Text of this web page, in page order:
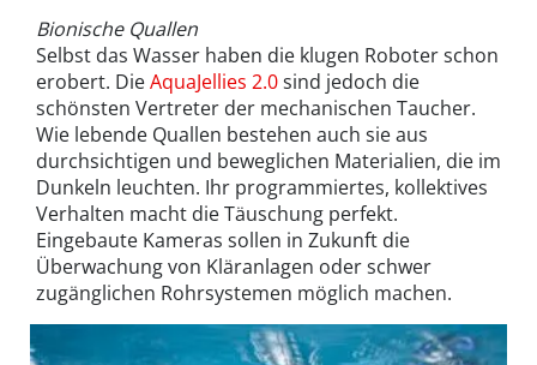
Bionische Quallen
Selbst das Wasser haben die klugen Roboter schon
erobert. DieAquaJellies 2.0sind jedoch die
schönsten Vertreter der mechanischen Taucher.
Wie lebende Quallen bestehen auch sie aus
durchsichtigen und beweglichen Materialien, die im
Dunkeln leuchten. Ihr programmiertes, kollektives
Verhalten macht die Täuschung perfekt.
Eingebaute Kameras sollen in Zukunft die
Überwachung von Kläranlagen oder schwer
zugänglichen Rohrsystemen möglich machen.